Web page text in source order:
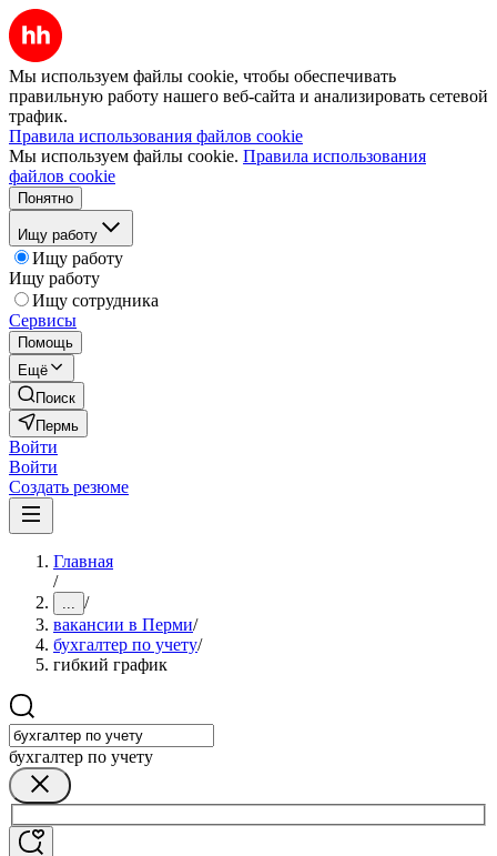
Мы используем файлы cookie, чтобы обеспечивать
правильную работу нашего веб-сайта и анализировать сетевой
трафик.
Правила использования файлов cookie
Мы используем файлы cookie. Правила использования
файлов cookie
Понятно
Ищу работу
Ищу работу
Ищу работу
Ищу сотрудника
Сервисы
Помощь
Ещё
Поиск
Пермь
Войти
Войти
Создать резюме
Главная
/
... /
вакансии в Перми/
бухгалтер по учету/
гибкий график
бухгалтер по учету